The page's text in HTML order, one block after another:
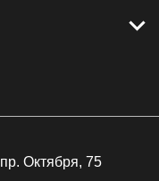
пр. Октября, 75